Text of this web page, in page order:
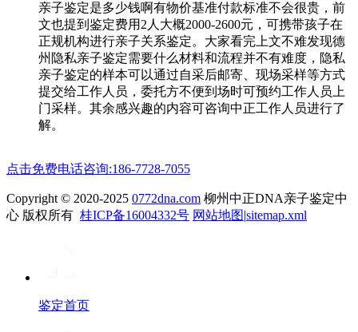
亲子鉴定是多少钱啊有物价基准付款标准不会很贵，前
文也提到鉴定费用2人大概2000-2600元，可携带孩子在
正规机构进行亲子关系鉴定。大家看完上文不难发现德
州隐私亲子鉴定需要什么材料和流程并不有难度，隐私
亲子鉴定的样本可以通过自采后邮寄、现场采样等方式
提交给工作人员，委托方不便到场时可预约工作人员上
门采样。其余感兴趣的内容可咨询中正工作人员进行了
解。
点击免费电话咨询:186-7728-7055
Copyright © 2020-2025 0772dna.com 柳州中正DNA亲子鉴定中
心 版权所有 桂ICP备16004332号 网站地图 sitemap.xml
鉴定首页